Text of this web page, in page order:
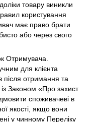
товару виникли
користування
має право брати
або через свого
Отримувача.
для клієнта
після отримання та
Законом «Про захист
споживачеві в
якості, якщо вони
у чинному Переліку